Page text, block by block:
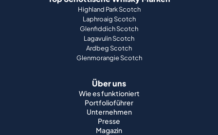
Highland Park Scotch
Laphroaig Scotch
Glenfiddich Scotch
Lagavulin Scotch
Ardbeg Scotch
Glenmorangie Scotch
Über uns
Wie es funktioniert
Portfolioführer
Unternehmen
Presse
Magazin